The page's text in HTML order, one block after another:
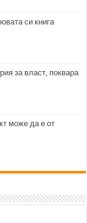
си книга
за власт, поквара
може да е от